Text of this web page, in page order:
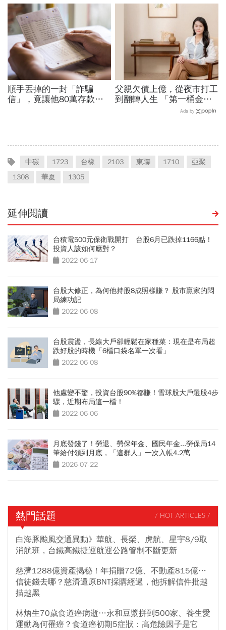
而是父母用錢換孩子的愛
順手丟掉的一封「詐騙
信」，竟讓他80萬存款被
父親欠債上億，從夜市打工
到翻轉人生 「第一桶金幸
福學」創辦人 Soya許舒
Ads by
中碳 1723 台橡 2103 東聯 1710
亞聚
1308
華夏 1305
延伸閱讀
台積電500元保衛戰開打 台股6月已跌掉1166點！
投資人該如何應對？
2022-06-17
台股大修正，為何他持股8成照樣賺？ 股市贏家的悶
局練功記
2022-06-08
台股震盪，長線大戶卻輕鬆在家種菜：現在是布局超
跌好股的時機「6檔口袋名單一次看」
2022-06-08
他處變不驚，投資台股90%都賺！雪球股大戶選股4步
驟，近期布局這一檔！
2022-06-06
月底發錢了！勞退、勞保年金、國民年金...勞保局14
筆給付領到月底，「這群人」一次入帳4.2萬
2026-07-22
熱門話題 / HOT ARTICLES /
白海豚颱風交通異動》華航、長榮、虎航、星宇8/9取
消航班，台鐵高鐵捷運航運公路管制不斷更新
慈濟1288億資產揭秘！年捐贈72億、不動產815億…
信徒錢去哪？慈濟還原BNT採購經過，他拆解信件批越
描越黑
林炳生70歲食道癌病逝…永和豆漿拼到500家、養生愛
運動為何罹癌？食道癌初期5症狀：高危險因子是它